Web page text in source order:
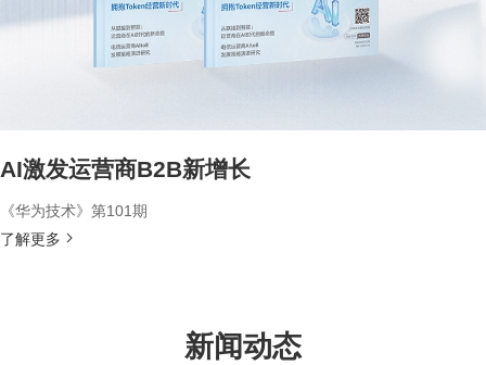
AI激发运营商B2B新增长
《华为技术》第101期
了解更多
新闻动态